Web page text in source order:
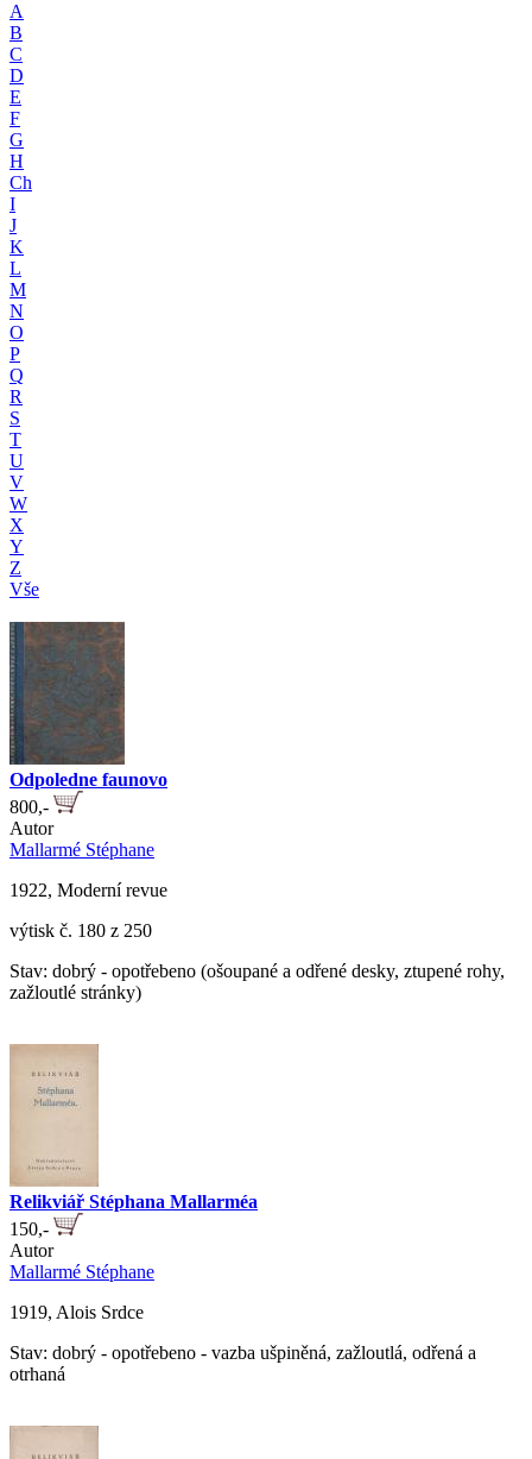
A
B
C
D
E
F
G
H
Ch
I
J
K
L
M
N
O
P
Q
R
S
T
U
V
W
X
Y
Z
Vše
Odpoledne faunovo
800,-
Autor
Mallarmé Stéphane
1922, Moderní revue
výtisk č. 180 z 250
Stav: dobrý - opotřebeno (ošoupané a odřené desky, ztupené rohy,
zažloutlé stránky)
Relikviář Stéphana Mallarméa
150,-
Autor
Mallarmé Stéphane
1919, Alois Srdce
Stav: dobrý - opotřebeno - vazba ušpiněná, zažloutlá, odřená a
otrhaná